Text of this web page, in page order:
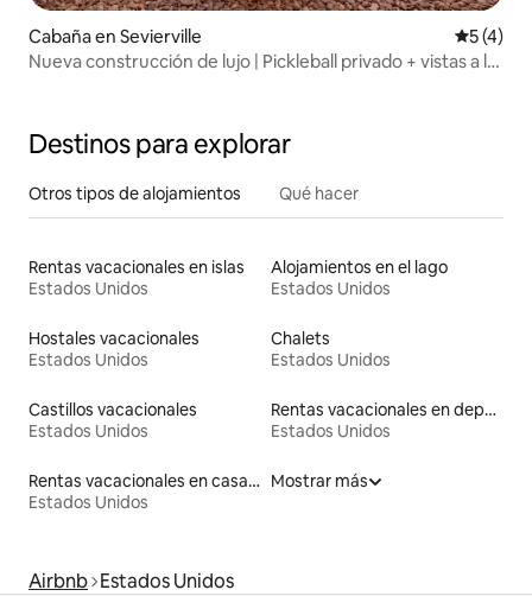
Cabaña en Sevierville
5 (4)
Nueva construcción de lujo | Pickleball privado + vistas a la
Destinos para explorar
Otros tipos de alojamientos Qué hacer
Rentas vacacionales en islas
Estados Unidos
Alojamientos en el lago
Estados Unidos
Hostales vacacionales
Estados Unidos
Chalets
Estados Unidos
Castillos vacacionales
Estados Unidos
Rentas vacacionales en departamentos con cama de altura accesible
Estados Unidos
Rentas vacacionales en casas en árbol
Estados Unidos
Mostrar más
Airbnb Estados Unidos